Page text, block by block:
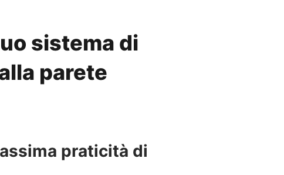
sistema di
parete
praticità di